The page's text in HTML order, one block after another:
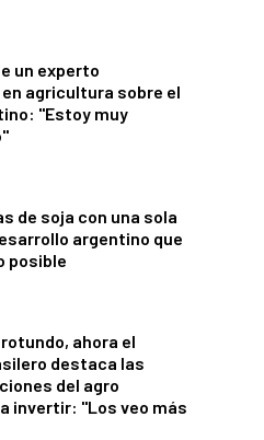
un experto
agricultura sobre el
"Estoy muy
de soja con una sola
argentino que
posible
ahora el
destaca las
del agro
invertir: "Los veo más